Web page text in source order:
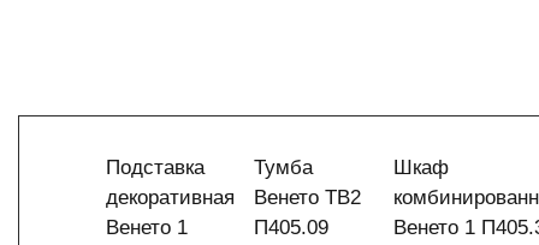
Подставка
декоративная
Венето 1
Тумба
Венето ТВ2
П405.09
Шкаф
Венето 1